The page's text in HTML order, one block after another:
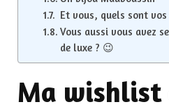
Et vous, quels sont
Vous aussi vous avez
de luxe ? 😉
Ma wishlist